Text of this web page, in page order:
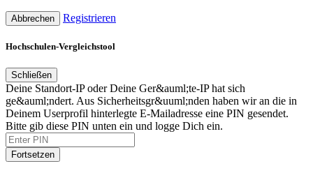
Abbrechen Registrieren
Hochschulen-Vergleichstool
Schließen
Deine Standort-IP oder Deine Ger&auml;te-IP hat sich
ge&auml;ndert. Aus Sicherheitsgr&uuml;nden haben wir an die in
Deinem Userprofil hinterlegte E-Mailadresse eine PIN gesendet.
Bitte gib diese PIN unten ein und logge Dich ein.
Fortsetzen